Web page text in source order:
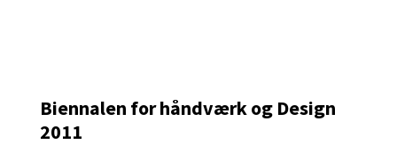
Biennalen for håndværk og Design
2011